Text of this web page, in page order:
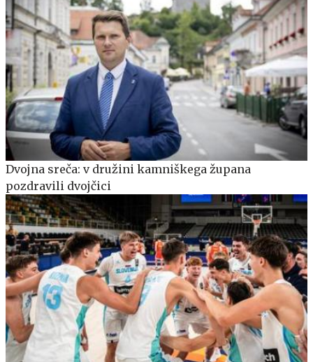
Dvojna sreča: v družini kamniškega župana
pozdravili dvojčici